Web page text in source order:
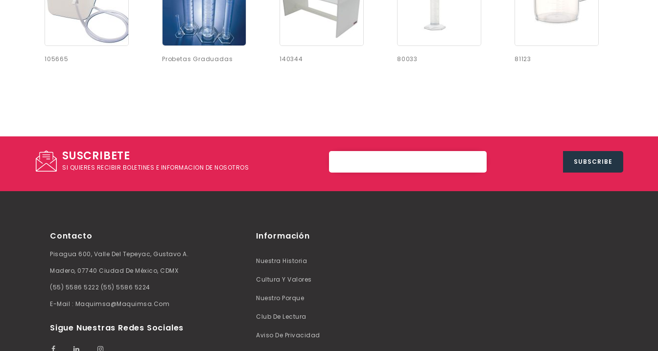
105665 Probetas Graduadas 140344 80033 81123
SUSCRIBETE
SI QUIERES RECIBIR BOLETINES E INFORMACION DE NOSOTROS
Contacto
Pisagua 600, Valle Del Tepeyac, Gustavo A.
Madero, 07740 Ciudad De México, CDMX
(55) 5586 5222 (55) 5586 5224
E-Mail : Maquimsa@maquimsa.com
Sigue Nuestras Redes Sociales
Información
Nuestra Historia
Cultura Y Valores
Nuestro Porque
Club De Lectura
Aviso De Privacidad